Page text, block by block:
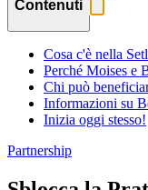
Contenuti
Cosa c'è nella
Perché Moises e
Chi può
Informazioni su
Inizia oggi stesso!
Partnership